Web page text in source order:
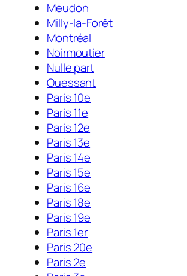
Meudon
Milly-la-Forêt
Montréal
Noirmoutier
Nulle part
Ouessant
Paris 10e
Paris 11e
Paris 12e
Paris 13e
Paris 14e
Paris 15e
Paris 16e
Paris 18e
Paris 19e
Paris 1er
Paris 20e
Paris 2e